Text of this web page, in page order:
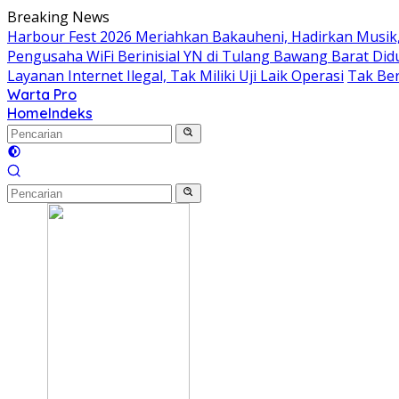
Langsung
ke
konten
Breaking News
Harbour Fest 2026 Meriahkan Bakauheni, Hadirkan
Pengusaha WiFi Berinisial YN di Tulang Bawang Barat
Layanan Internet Ilegal, Tak Miliki Uji Laik Operasi Tak
Warta Pro
Akurat
dan
Terpercaya
HomeIndeks